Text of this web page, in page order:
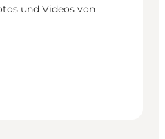
und Videos von